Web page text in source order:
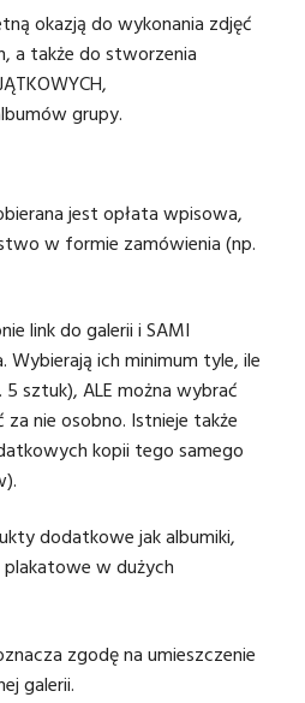
okazją do wykonania zdjęć
a także do stworzenia
grupy.
jest opłata wpisowa,
w formie zamówienia (np.
link do galerii i SAMI
Wybierają ich minimum tyle, ile
sztuk), ALE można wybrać
nie osobno. Istnieje także
kopii tego samego
dodatkowe jak albumiki,
w dużych
zgodę na umieszczenie
galerii.